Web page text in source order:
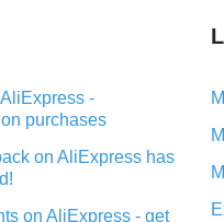
-
purchases
on AliExpress has
on AliExpress - get